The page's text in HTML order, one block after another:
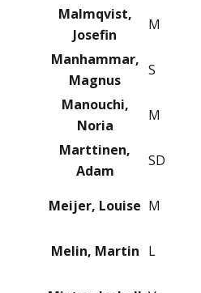
Malmqvist,
Josefin
M
Manhammar,
Magnus
S
Manouchi,
Noria
M
Marttinen,
Adam
SD
Meijer, Louise M
Melin, Martin L